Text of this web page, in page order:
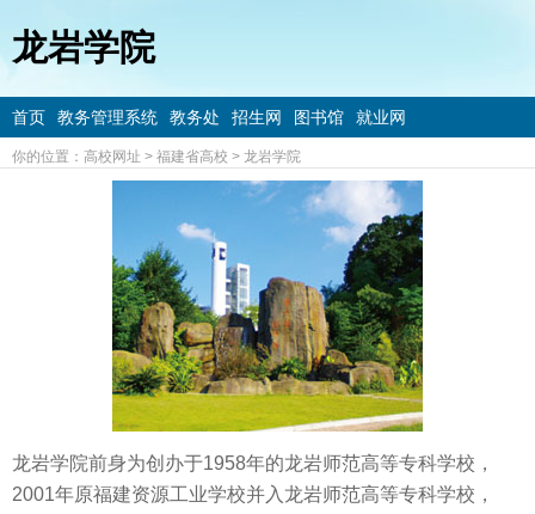
龙岩学院
首页 教务管理系统 教务处 招生网 图书馆 就业网
你的位置： 高校网址 > 福建省高校 > 龙岩学院
龙岩学院前身为创办于1958年的龙岩师范高等专科学校，
2001年原福建资源工业学校并入龙岩师范高等专科学校，